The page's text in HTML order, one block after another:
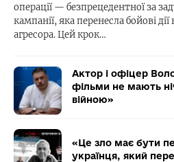
операції — безпрецедентної за
кампанії, яка перенесла бойові
агресора. Цей крок…
Актор і офіцер
фільми не мають
війною»
«Це зло має бути
українця, який